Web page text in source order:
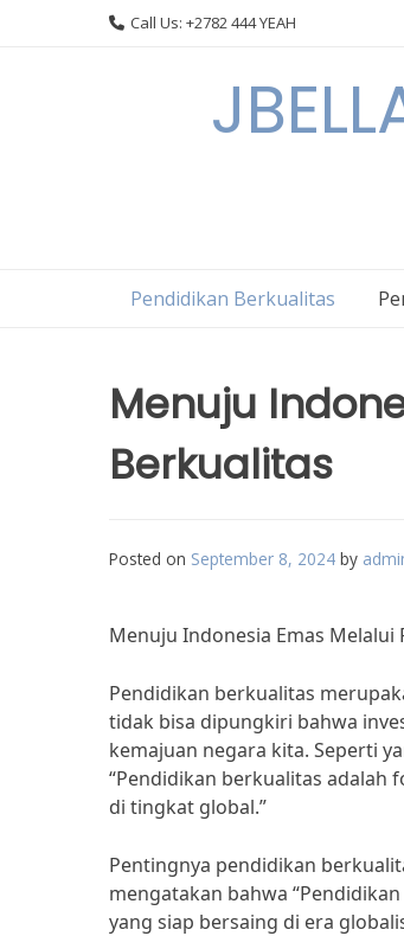
Call Us: +2782 444 YEAH
Pendidikan Berkualitas
Menuju
Berkualitas
Posted on September 8, 2024 by
Menuju Indonesia Emas Melalui
Pendidikan berkualitas
tidak bisa dipungkiri bahwa
kemajuan negara kita. Seperti
“Pendidikan berkualitas adalah
di tingkat global.”
Pentingnya pendidikan
mengatakan bahwa
yang siap bersaing di era